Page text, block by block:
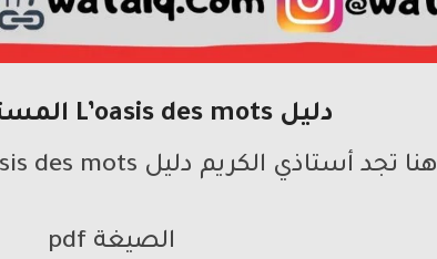
دليل L’oasis des mots المستوى الثاني
هنا تجد أستاذي الكريم دليل L’oasis des mots المستوى الثاني
الصيغة pdf